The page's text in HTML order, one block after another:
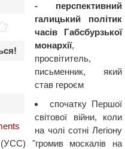
- перспективний
галицький політик
часів Габсбурзької
монархії,
просвітитель,
письменник, який
став героєм
спочатку Першої
світової війни, коли
на чолі сотні Легіону
(УСС) "громив москалів на